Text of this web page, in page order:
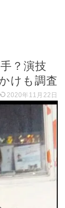
？演技
けも調査
2020年11月22日